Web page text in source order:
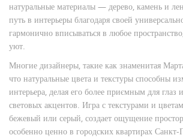
натуральные материалы — дерево, камень и
путь в интерьеры благодаря своей
гармонично вписываться в любое
уют.
Многие дизайнеры, такие как знаменитая
что натуральные цвета и текстуры способны
интерьера, делая его более приємным для глаз
световых акцентов. Игра с текстурами и
бежевый или серый, создает ощущение
особенно ценно в городских квартирах Санкт-